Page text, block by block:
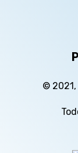
© 2021,